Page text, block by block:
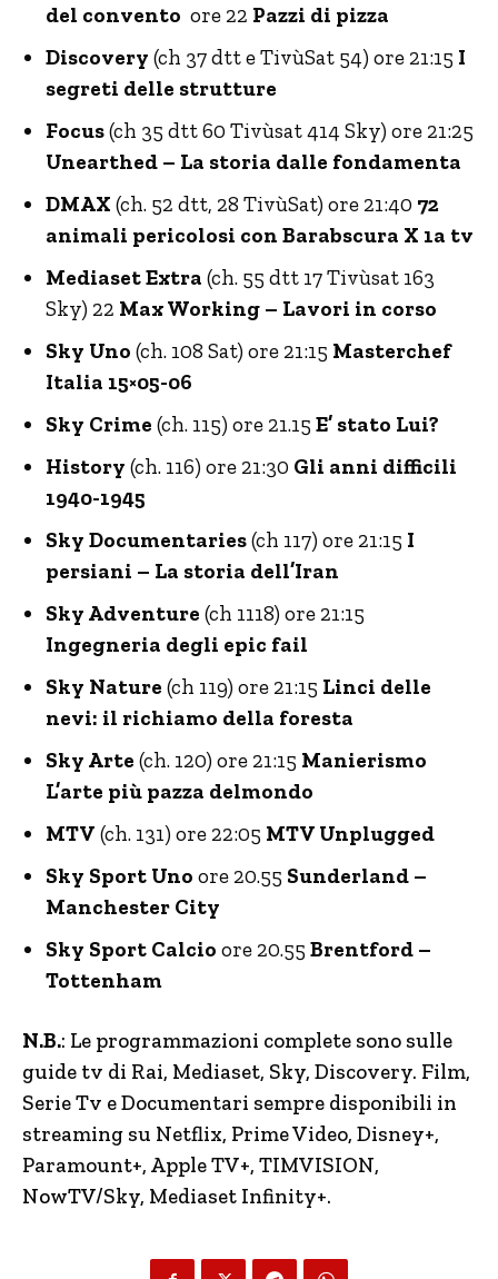
del convento ore 22 Pazzi di pizza
Discovery (ch 37 dtt e TivùSat 54) ore 21:15 I
segreti delle strutture
Focus(ch 35 dtt 60 Tivùsat 414 Sky) ore 21:25
Unearthed – La storia dalle fondamenta
DMAX (ch. 52 dtt, 28 TivùSat) ore 21:40 72
animali pericolosi con Barabscura X 1a tv
Mediaset Extra (ch. 55 dtt 17 Tivùsat 163
Sky) 22 Max Working – Lavori in corso
Sky Uno (ch. 108 Sat) ore 21:15 Masterchef
Italia 15×05-06
Sky Crime (ch. 115) ore 21.15 E’ stato Lui?
History (ch. 116) ore 21:30 Gli anni difficili
1940-1945
Sky Documentaries(ch 117) ore 21:15 I
persiani – La storia dell’Iran
Sky Adventure (ch 1118) ore 21:15
Ingegneria degli epic fail
Sky Nature (ch 119) ore 21:15 Linci delle
nevi: il richiamo della foresta
Sky Arte (ch. 120) ore 21:15 Manierismo
L’arte più pazza delmondo
MTV (ch. 131) ore 22:05 MTV Unplugged
Sky Sport Uno ore 20.55 Sunderland –
Manchester City
Sky Sport Calcio ore 20.55 Brentford –
Tottenham
N.B.: Le programmazioni complete sono sulle
guide tv di Rai, Mediaset, Sky, Discovery. Film,
Serie Tv e Documentari sempre disponibili in
streaming su Netflix, Prime Video, Disney+,
Paramount+, Apple TV+, TIMVISION,
NowTV/Sky, Mediaset Infinity+.